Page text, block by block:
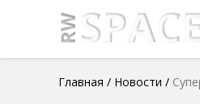
Главная / Новости /